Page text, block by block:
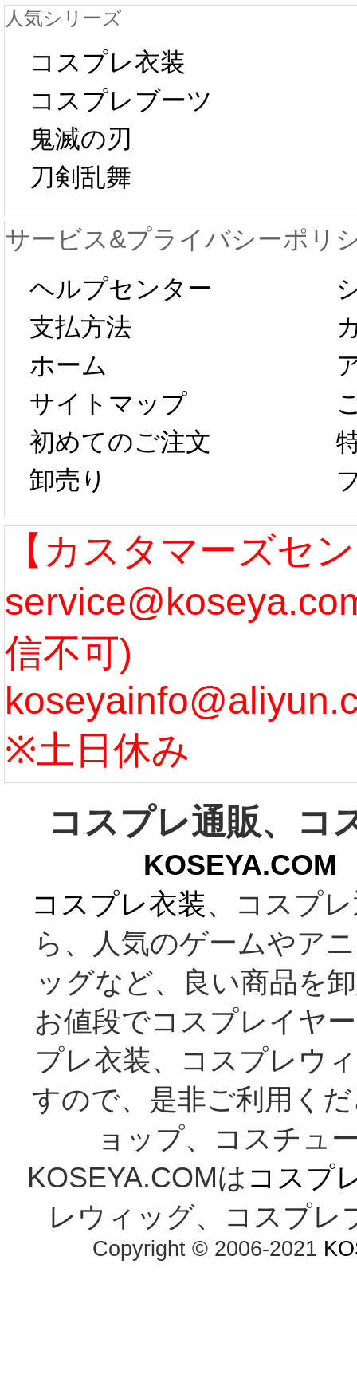
中国旧正月の影
響で2024年2月5
日から工場生産
が一時停止いた
します。 2月5日
以後のご注文
は、2月25日か
らコスプレ制
作、発送予定と
なります。 ...
[more]
プレ
新春
字半
第二
たし
ル期
まで
う...
人気シリーズ
コスプレ衣装
コスプレブーツ
鬼滅の刃
刀剣乱舞
サービス&プライバシーポリ
ヘルプセンター
支払方法
ホーム
サイトマップ
初めてのご注文
卸売り
【カスタマーズセ
信不可)
※土日休み
コスプレ通販、コ
コスプレ衣装、コスプ
ら、人気のゲームやア
ッグなど、良い商品を
お値段でコスプレイヤ
プレ衣装、コスプレウ
すので、是非ご利用く
ョップ、コスチュ
KOSEYA.COMは コスプ
レウィッグ、コスプレ
Copyright © 2006-2021